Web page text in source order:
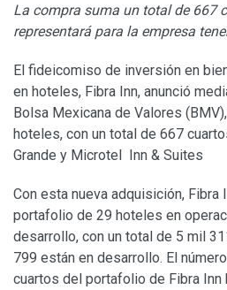
La compra suma un total de 667
representará para la empresa
El fideicomiso de inversión en
en hoteles, Fibra Inn, anunció
Bolsa Mexicana de Valores
hoteles, con un total de 667
Grande y Microtel Inn & Suites
Con esta nueva adquisición, Fibra
portafolio de 29 hoteles en
desarrollo, con un total de 5 mil
799 están en desarrollo. El
cuartos del portafolio de Fibra Inn